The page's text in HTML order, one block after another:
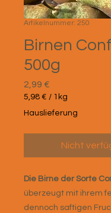
Artikelnummer: 250
Birnen
500g
2,99 €
5,98 € / 1kg
5,98 €
Kilogramm
Hauslieferung
Nicht
Die Birne der Sorte
überzeugt mit ihrem
dennoch saftigen